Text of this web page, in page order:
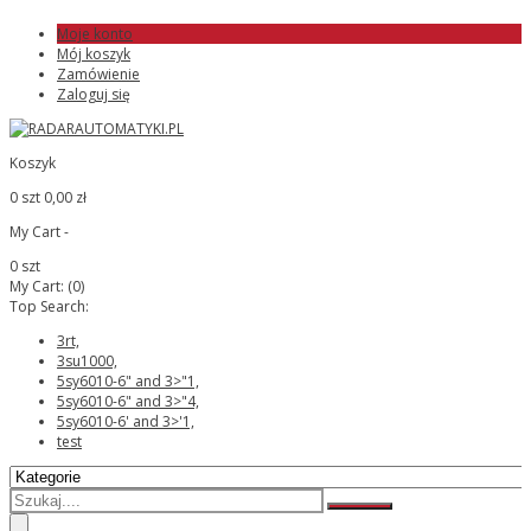
Moje konto
Mój koszyk
Zamówienie
Zaloguj się
Koszyk
0 szt 0,00 zł
My Cart -
0 szt
My Cart: (0)
Top Search:
3rt,
3su1000,
5sy6010-6" and 3>"1,
5sy6010-6" and 3>"4,
5sy6010-6' and 3>'1,
test